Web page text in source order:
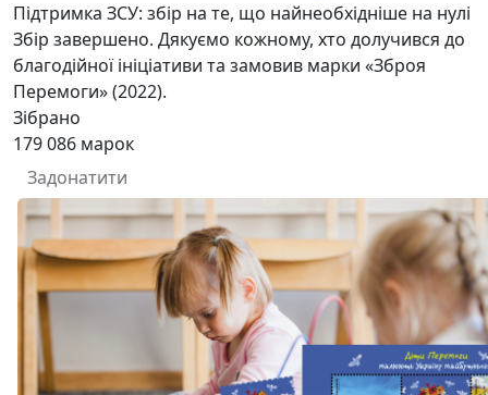
Підтримка ЗСУ: збір на те, що найнеобхідніше на нулі
Збір завершено. Дякуємо кожному, хто долучився до
благодійної ініціативи та замовив марки «Зброя
Перемоги» (2022).
Зібрано
179 086 марок
Задонатити